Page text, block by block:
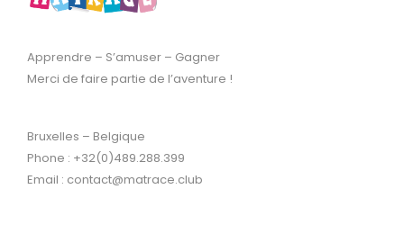
Apprendre – S’amuser – Gagner
Merci de faire partie de l’aventure !
Bruxelles – Belgique
Phone : +32(0)489.288.399
Email : contact@matrace.club